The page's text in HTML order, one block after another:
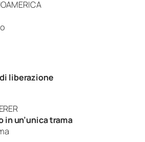
liberazione
un’unica trama